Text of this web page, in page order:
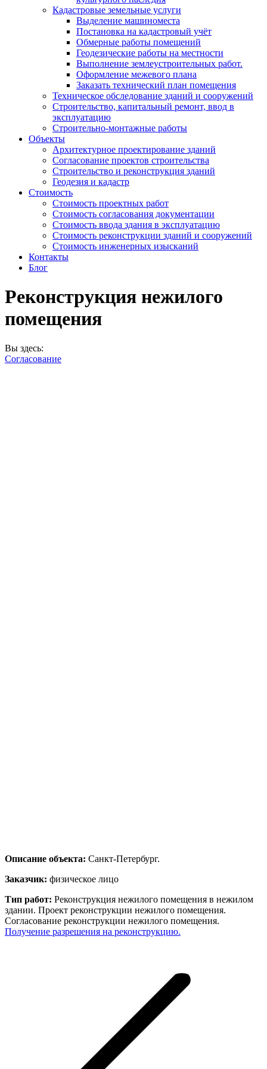
Кадастровые земельные услуги
Выделение машиноместа
Постановка на кадастровый учёт
Обмерные работы помещений
Геодезические работы на местности
Выполнение землеустроительных работ.
Оформление межевого плана
Заказать технический план помещения
Техническое обследование зданий и сооружений
Строительство, капитальный ремонт, ввод в
эксплуатацию
Строительно-монтажные работы
Объекты
Архитектурное проектирование зданий
Согласование проектов строительства
Строительство и реконструкция зданий
Геодезия и кадастр
Стоимость
Стоимость проектных работ
Стоимость согласования документации
Стоимость ввода здания в эксплуатацию
Стоимость реконструкции зданий и сооружений
Стоимость инженерных изысканий
Контакты
Блог
Реконструкция нежилого
помещения
Вы здесь:
Согласование
Описание объекта: Санкт-Петербург.
Заказчик: физическое лицо
Тип работ: Реконструкция нежилого помещения в нежилом
здании. Проект реконструкции нежилого помещения.
Согласование реконструкции нежилого помещения.
Получение разрешения на реконструкцию.